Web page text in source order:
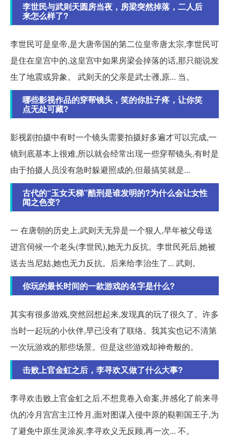
李世民与武则天圆房当夜，房梁突然掉落，二人后
来怎么样了?
李世民可是皇帝,是大唐帝国的第二位皇帝唐太宗,李世民可
是住在皇宫中的,这皇宫中如果房梁会掉落的话,那只能说发
生了地震或异象。 武则天的父亲是武士彟,原... 当。
哪些影视作品的穿帮镜头，笑的你肚子疼，让你笑
点无处可藏?
影视剧拍摄中有时一个镜头需要拍摄好多遍才可以完成,一
镜到底基本上很难,所以就会经常出现一些穿帮镜头,有时是
由于拍摄人员没有急时躲避照成的,但最搞笑就是...
古代的“玉女天梯”酷刑是谁发明的?为什么会让女性
闻之色变?
一 在唐朝的历史上,武则天无异是一个狠人,早年被父母送
进宫伺候一个老头(李世民),她无力反抗。李世民死后,她被
送去当尼姑,她也无力反抗。后来给李治生了... 武则。
你玩的最长时间的一款游戏的名字是什么?
其实有很多游戏,突然回想起来,发现真的玩了很久了。许多
当时一起玩的小伙伴,早已没有了联络。我其实也记不清第
一次玩游戏的那些场景。但是这些游戏却神奇般的。
击败上官金虹之后，李寻欢又做了什么大事?
李寻欢击败上官金虹之后,不想竟卷入命案,并感化了前来寻
仇的冷月宫宫主江怜月,面对图谋入侵中原的鞑靼国王子,为
了避免中原生灵涂炭,李寻欢义无反顾,再一次... 不。